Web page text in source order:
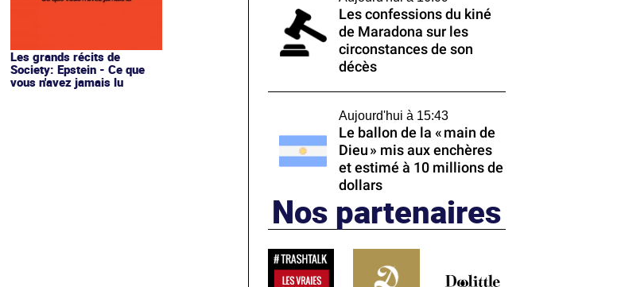
Les grands récits de
Society: Epstein - Ce que
vous n'avez jamais lu
Les confessions du kiné
de Maradona sur les
circonstances de son
décès
Aujourd'hui à 15:43
Le ballon de la « main de
Dieu » mis aux enchères
et estimé à 10 millions de
dollars
Nos partenaires